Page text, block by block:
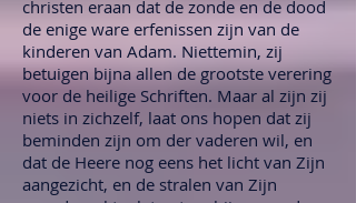
christen eraan dat de zonde en de dood
de enige ware erfenissen zijn van de
kinderen van Adam. Niettemin, zij
betuigen bijna allen de grootste verering
voor de heilige Schriften. Maar al zijn zij
niets in zichzelf, laat ons hopen dat zij
beminden zijn om der vaderen wil, en
dat de Heere nog eens het licht van Zijn
aangezicht, en de stralen van Zijn